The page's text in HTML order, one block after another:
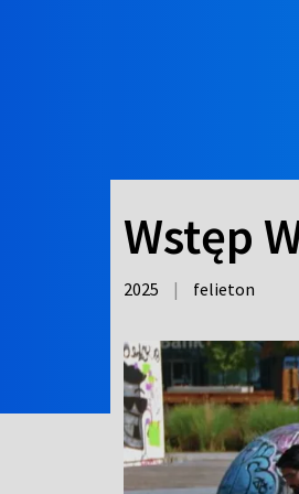
Wstęp
2025 | felieton